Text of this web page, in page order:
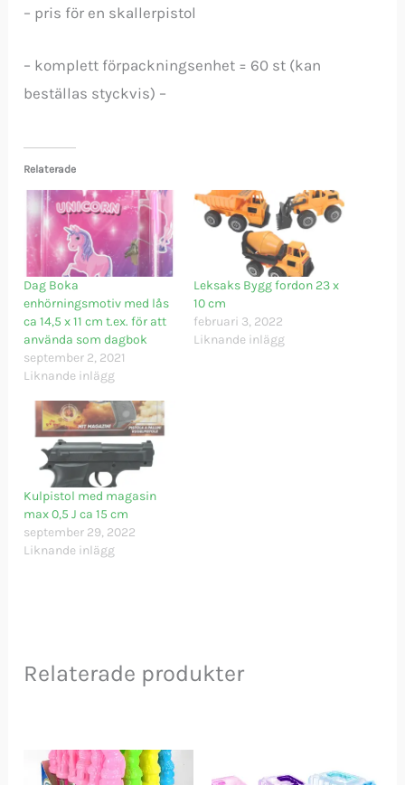
– pris för en skallerpistol
– komplett förpackningsenhet = 60 st (kan
beställas styckvis) –
Relaterade
Dag Boka
enhörningsmotiv med lås
ca 14,5 x 11 cm t.ex. för att
använda som dagbok
september 2, 2021
Liknande inlägg
Leksaks Bygg fordon 23 x
10 cm
februari 3, 2022
Liknande inlägg
Kulpistol med magasin
max 0,5 J ca 15 cm
september 29, 2022
Liknande inlägg
Relaterade produkter